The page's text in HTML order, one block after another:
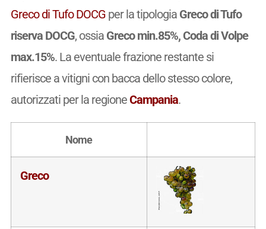
Greco di Tufo DOCGper la tipologia Greco di Tufo
riserva DOCG, ossia Greco min.85%, Coda di Volpe
max.15%. La eventuale frazione restante si
rifierisce a vitigni con bacca dello stesso colore,
autorizzati per la regioneCampania.
Nome
Greco